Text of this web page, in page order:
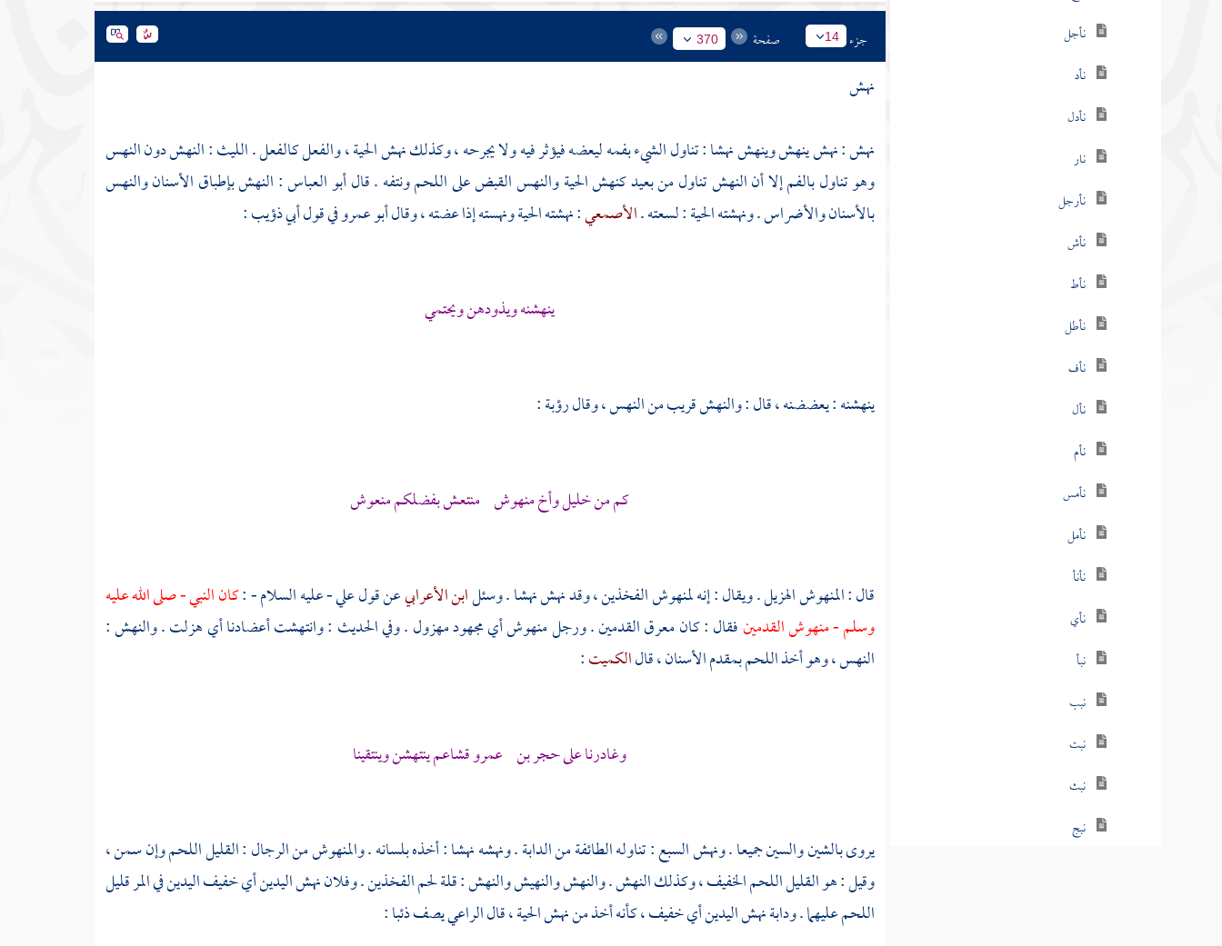
نأجل
نأد
نأدل
نار
نأرجل
نأش
نأط
نأطل
نأف
نأل
نأم
نأمس
نأمل
نأنأ
نأي
نبأ
نبب
نبت
نبث
نبج
جزء 14 صفحة 370
نهش
نهش : نهش ينهش وينهش نهشا : تناول الشيء بفمه ليعضه فيؤثر فيه ولا يجرحه ، وكذلك نهش الحية ، والفعل كالفعل . الليث : النهش دون النهس
وهو تناول بالفم إلا أن النهش تناول من بعيد كنهش الحية والنهس القبض على اللحم ونتفه . قالأبو العباس: النهش بإطباق الأسنان والنهس
بالأسنان والأضراس . ونهشته الحية : لسعته .الأصمعي: نهشته الحية ونهسته إذا عضته ، وقالأبو عمروفي قولأبي ذؤيب:
ينهشنه ويذودهن ويحتمي
ينهشنه : يعضضنه ، قال : والنهش قريب من النهس ، وقالرؤبة:
كم من خليل وأخ منهوش منتعش بفضلكم منعوش
قال : المنهوش الهزيل . ويقال : إنه لمنهوش الفخذين ، وقد نهش نهشا . وسئلابن الأعرابيعن قولعلي- عليه السلام - :كان النبي - صلى الله عليه
وسلم - منهوش القدمينفقال : كان معرق القدمين . ورجل منهوش أي مجهود مهزول . وفي الحديث : وانتهشت أعضادنا أي هزلت . والنهش :
النهس ، وهو أخذ اللحم بمقدم الأسنان ، قالالكميت:
وغادرنا على حجر بن عمرو قشاعم ينتهشن وينتقينا
يروى بالشين والسين جميعا . ونهش السبع : تناوله الطائفة من الدابة . ونهشه نهشا : أخذه بلسانه . والمنهوش من الرجال : القليل اللحم وإن سمن ،
وقيل : هو القليل اللحم الخفيف ، وكذلك النهش . والنهش والنهيش والنهش : قلة لحم الفخذين . وفلان نهش اليدين أي خفيف اليدين في المر قليل
اللحم عليهما . ودابة نهش اليدين أي خفيف ، كأنه أخذ من نهش الحية ، قالالراعييصف ذئبا :